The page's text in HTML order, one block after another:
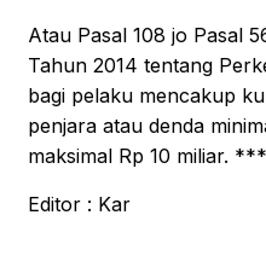
Atau Pasal 108 jo Pasal
Tahun 2014 tentang
bagi pelaku mencakup
penjara atau denda
maksimal Rp 10 miliar. ***
Editor : Kar